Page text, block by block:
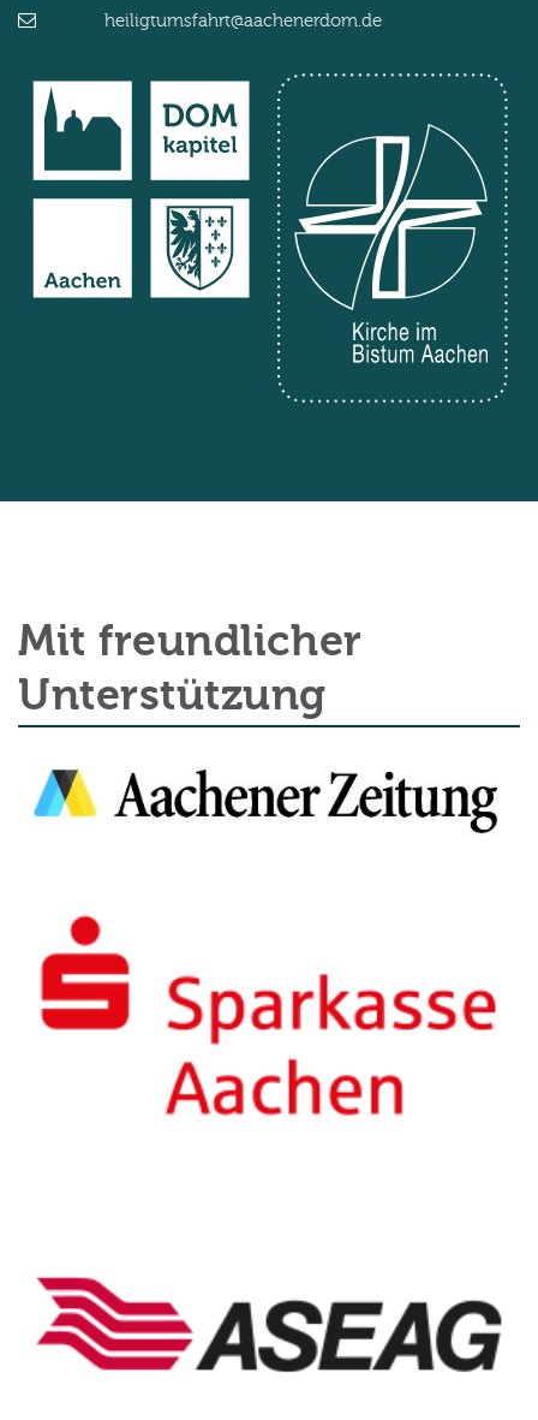
heiligtumsfahrt@aachenerdom.de
Mit freundlicher
Unterstützung